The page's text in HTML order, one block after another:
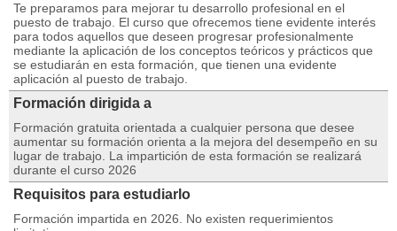
Te preparamos para mejorar tu desarrollo profesional en el
puesto de trabajo. El curso que ofrecemos tiene evidente interés
para todos aquellos que deseen progresar profesionalmente
mediante la aplicación de los conceptos teóricos y prácticos que
se estudiarán en esta formación, que tienen una evidente
aplicación al puesto de trabajo.
Formación dirigida a
Formación gratuita orientada a cualquier persona que desee
aumentar su formación orienta a la mejora del desempeño en su
lugar de trabajo. La impartición de esta formación se realizará
durante el curso 2026
Requisitos para estudiarlo
Formación impartida en 2026. No existen requerimientos